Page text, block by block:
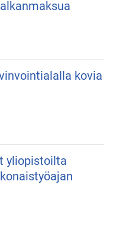
kovia
yliopistoilta